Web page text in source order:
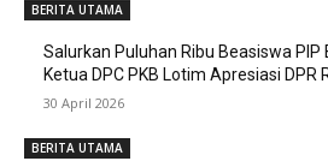
BERITA UTAMA
Salurkan Puluhan Ribu Beasiswa PIP
Ketua DPC PKB Lotim Apresiasi DPR
30 April 2026
BERITA UTAMA